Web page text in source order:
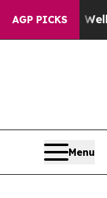
AGP PICKS
Well, it Didn’t
Menu